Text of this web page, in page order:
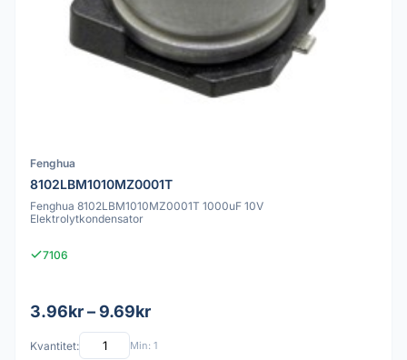
Fenghua
8102LBM1010MZ0001T
Fenghua 8102LBM1010MZ0001T 1000uF 10V
Elektrolytkondensator
7106
3.96kr – 9.69kr
Kvantitet: Min: 1